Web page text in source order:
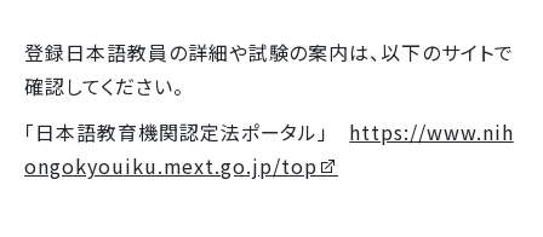
登録日本語教員の詳細や試験の案内は、以下のサイトで
確認してください。
「日本語教育機関認定法ポータル」 https://www.nih
ongokyouiku.mext.go.jp/top